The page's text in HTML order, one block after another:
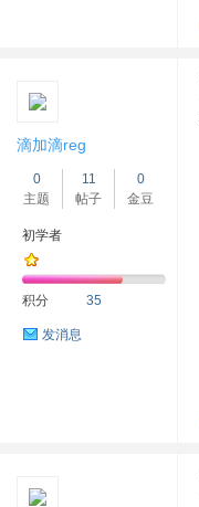
滴加滴reg
0
主题
11
帖子
0
金豆
初学者
积分 35
发消息